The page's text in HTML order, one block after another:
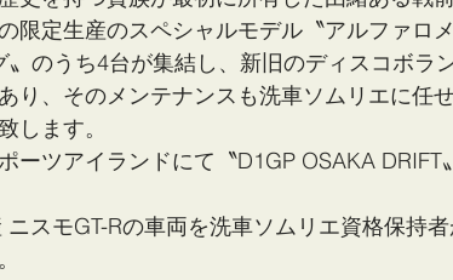
限定生産のスペシャルモデル〝アルファロ
のうち4台が集結し、新旧のディスコボラ
り、そのメンテナンスも洗車ソムリエに任
します。
ーツアイランドにて〝D1GP OSAKA DRIFT
スモGT-Rの車両を洗車ソムリエ資格保持